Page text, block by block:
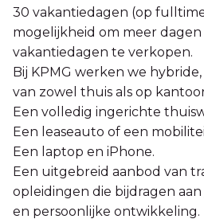
30 vakantiedagen (op
mogelijkheid om meer
vakantiedagen te verkopen.
Bij KPMG werken we
van zowel thuis als op
Een volledig ingerichte
Een leaseauto of een
Een laptop en iPhone.
Een uitgebreid aanbod van
opleidingen die bijdragen
en persoonlijke ontwikkeling.